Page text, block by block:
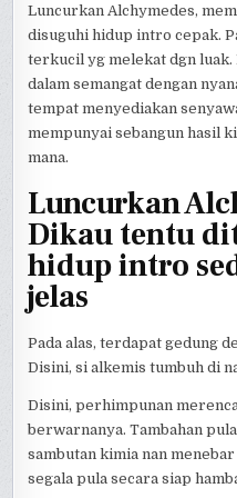
Luncurkan Alchymedes,
disuguhi hidup intro cepak.
terkucil yg melekat dgn
dalam semangat dengan
tempat menyediakan
mempunyai sebangun hasil
mana.
Luncurkan
Dikau tentu
hidup intro
jelas
Pada alas, terdapat gedung
Disini, si alkemis tumbuh di
Disini, perhimpunan
berwarnanya. Tambahan
sambutan kimia nan
segala pula secara siap